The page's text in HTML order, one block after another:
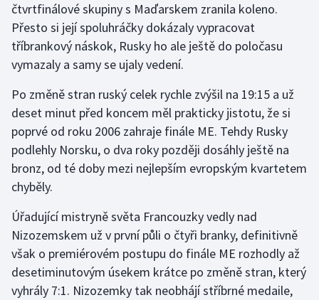
Golf
Gymnastika
Jezdectví
Judo
Krasobruslení
Lezení
Lyže a snowboard
Moderní pětiboj
čtvrtfinálové skupiny s Maďarskem zranila koleno.
Přesto si její spoluhráčky dokázaly vypracovat
tříbrankový náskok, Rusky ho ale ještě do poločasu
vymazaly a samy se ujaly vedení.
Po změně stran ruský celek rychle zvýšil na 19:15 a už
deset minut před koncem měl prakticky jistotu, že si
poprvé od roku 2006 zahraje finále ME. Tehdy Rusky
podlehly Norsku, o dva roky později dosáhly ještě na
bronz, od té doby mezi nejlepším evropským kvartetem
chyběly.
Úřadující mistryně světa Francouzky vedly nad
Nizozemskem už v první půli o čtyři branky, definitivně
však o premiérovém postupu do finále ME rozhodly až
desetiminutovým úsekem krátce po změně stran, který
vyhrály 7:1. Nizozemky tak neobhájí stříbrné medaile,